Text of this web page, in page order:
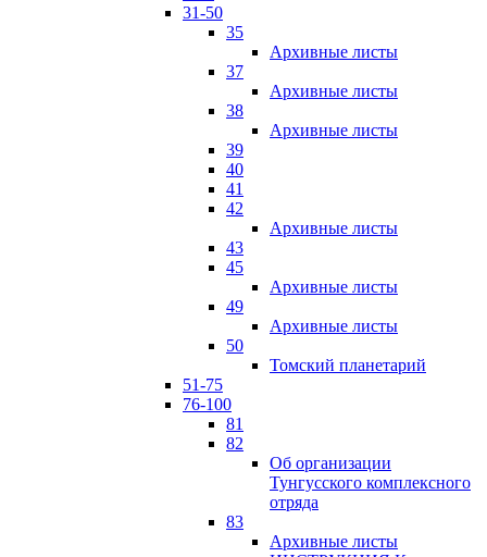
31-50
35
Архивные листы
37
Архивные листы
38
Архивные листы
39
40
41
42
Архивные листы
43
45
Архивные листы
49
Архивные листы
50
Томский планетарий
51-75
76-100
81
82
Об организации
Тунгусского комплексного
отряда
83
Архивные листы